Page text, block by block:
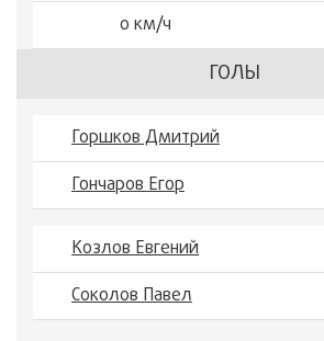
0 км/ч
ГОЛЫ
Горшков Дмитрий
Гончаров Егор
Козлов Евгений
Соколов Павел